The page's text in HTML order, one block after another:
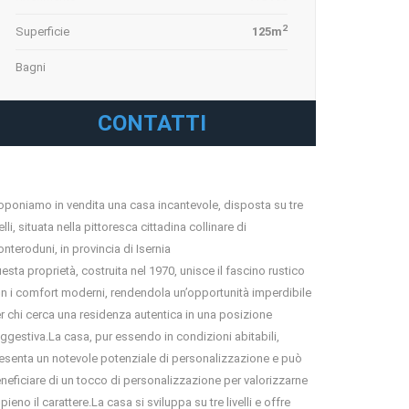
Superficie 125m2
Bagni
CONTATTI
in vendita una casa incantevole, disposta su tre
situata nella pittoresca cittadina collinare di
in provincia di Isernia
proprietà, costruita nel 1970, unisce il fascino rustico
i comfort moderni, rendendola un’opportunità imperdibile
chi cerca una residenza autentica in una posizione
casa, pur essendo in condizioni abitabili,
un notevole potenziale di personalizzazione e può
di un tocco di personalizzazione per valorizzarne
il carattere.La casa si sviluppa su tre livelli e offre